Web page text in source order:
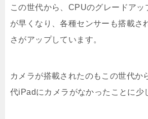
この世代から、CPUのグレードアッ
が早くなり、各種センサーも搭載さ
さがアップしています。
カメラが搭載されたのもこの世代か
代iPadにカメラがなかったことに少